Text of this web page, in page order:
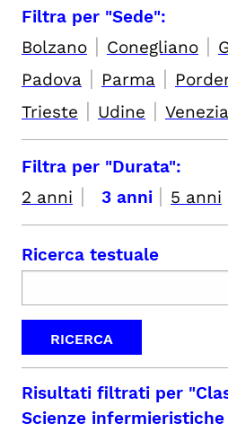
Filtra per "Sede":
Bolzano | Conegliano |
Padova | Parma |
Trieste | Udine | Venezia
Filtra per "Durata":
2 anni | 3 anni | 5 anni
Ricerca testuale
Risultati filtrati per
Scienze